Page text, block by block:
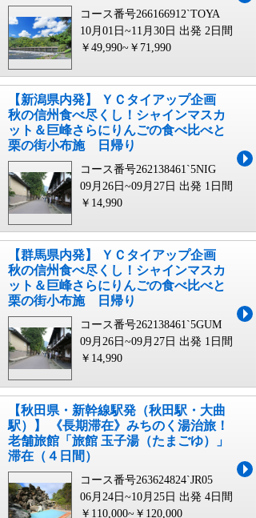
コース番号266166912`TOYA
10月01日~11月30日 出発 2日間
￥49,990~￥71,990
【新潟県内発】 ＹＣタイアップ企画
秋の信州食べ尽くし！シャインマスカ
ット＆巨峰さらにりんごの食べ比べと
栗の街小布施 日帰り
コース番号262138461`5NIG
09月26日~09月27日 出発 1日間
￥14,990
【群馬県内発】 ＹＣタイアップ企画
秋の信州食べ尽くし！シャインマスカ
ット＆巨峰さらにりんごの食べ比べと
栗の街小布施 日帰り
コース番号262138461`5GUM
09月26日~09月27日 出発 1日間
￥14,990
【秋田県・新幹線駅発（秋田駅・大曲
駅）】 《長期滞在》みちのく湯治旅！
老舗旅館「旅館 玉子湯（たまごゆ）」
滞在（４日間）
コース番号263624824`JR05
06月24日~10月25日 出発 4日間
￥110,000~￥120,000